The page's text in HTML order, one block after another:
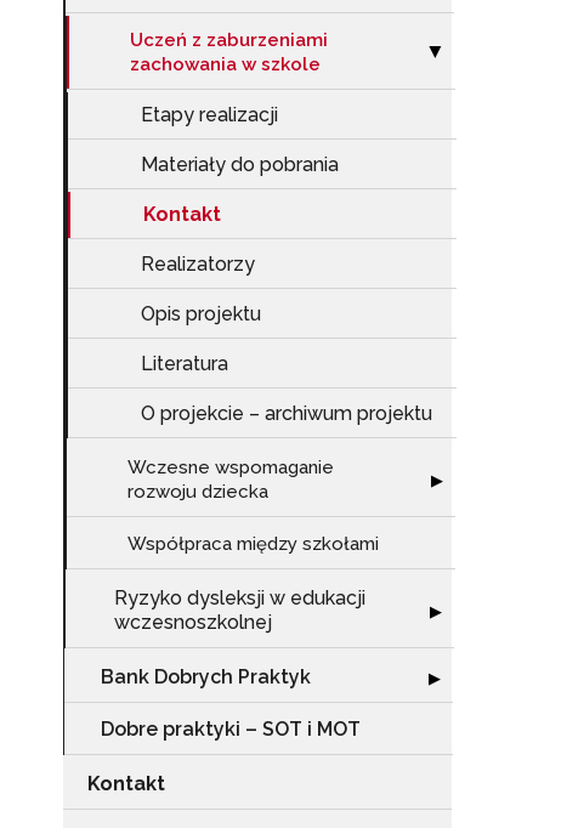
Uczeń z zaburzeniami
zachowania w szkole
Zwiń sekcję
▶
Etapy realizacji
Materiały do pobrania
Kontakt
Realizatorzy
Opis projektu
Literatura
O projekcie – archiwum projektu
Wczesne wspomaganie
rozwoju dziecka
Rozwiń sekcję
▶
Współpraca między szkołami
Ryzyko dysleksji w edukacji
wczesnoszkolnej
Rozwiń sekcję
▶
Bank Dobrych Praktyk Rozwiń sekcję
▶
Dobre praktyki – SOT i MOT
Kontakt